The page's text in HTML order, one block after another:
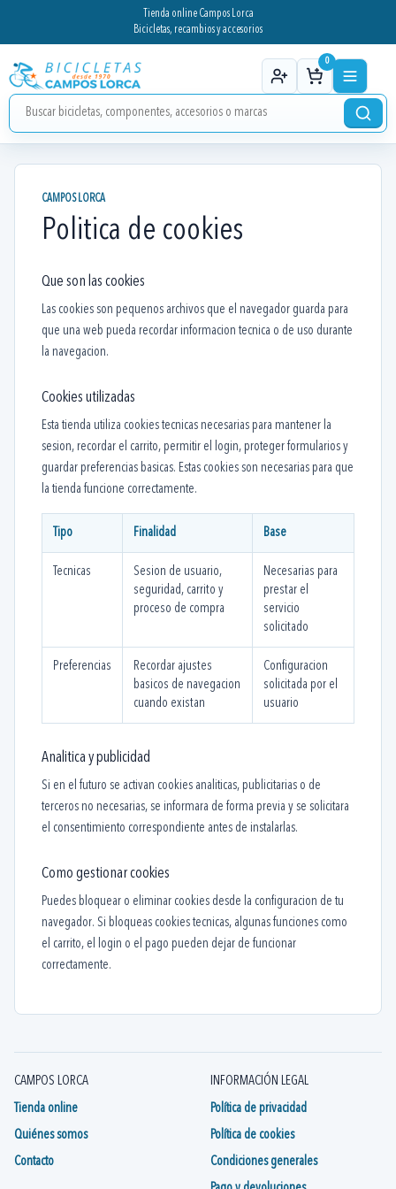
Tienda online Campos Lorca
Bicicletas, recambios y accesorios
0
CAMPOS LORCA
Politica de cookies
Que son las cookies
Las cookies son pequenos archivos que el navegador guarda para
que una web pueda recordar informacion tecnica o de uso durante
la navegacion.
Cookies utilizadas
Esta tienda utiliza cookies tecnicas necesarias para mantener la
sesion, recordar el carrito, permitir el login, proteger formularios y
guardar preferencias basicas. Estas cookies son necesarias para que
la tienda funcione correctamente.
Tipo Finalidad Base
Tecnicas
Sesion de usuario,
seguridad, carrito y
proceso de compra
Necesarias para
prestar el
servicio
solicitado
Preferencias
Recordar ajustes
basicos de navegacion
cuando existan
Configuracion
solicitada por el
usuario
Analitica y publicidad
Si en el futuro se activan cookies analiticas, publicitarias o de
terceros no necesarias, se informara de forma previa y se solicitara
el consentimiento correspondiente antes de instalarlas.
Como gestionar cookies
Puedes bloquear o eliminar cookies desde la configuracion de tu
navegador. Si bloqueas cookies tecnicas, algunas funciones como
el carrito, el login o el pago pueden dejar de funcionar
correctamente.
CAMPOS LORCA
Tienda online
Quiénes somos
Contacto
INFORMACIÓN LEGAL
Política de privacidad
Política de cookies
Condiciones generales